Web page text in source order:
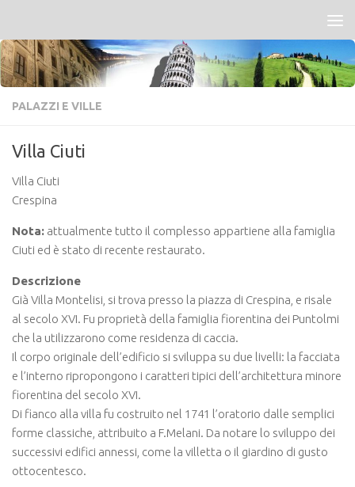
PALAZZI E VILLE
Villa Ciuti
Villa Ciuti
Crespina
Nota: attualmente tutto il complesso appartiene alla famiglia
Ciuti ed è stato di recente restaurato.
Descrizione
Già Villa Montelisi, si trova presso la piazza di Crespina, e risale
al secolo XVI. Fu proprietà della famiglia fiorentina dei Puntolmi
che la utilizzarono come residenza di caccia.
Il corpo originale dell’edificio si sviluppa su due livelli: la facciata
e l’interno ripropongono i caratteri tipici dell’architettura minore
fiorentina del secolo XVI.
Di fianco alla villa fu costruito nel 1741 l’oratorio dalle semplici
forme classiche, attribuito a F.Melani. Da notare lo sviluppo dei
successivi edifici annessi, come la villetta o il giardino di gusto
ottocentesco.